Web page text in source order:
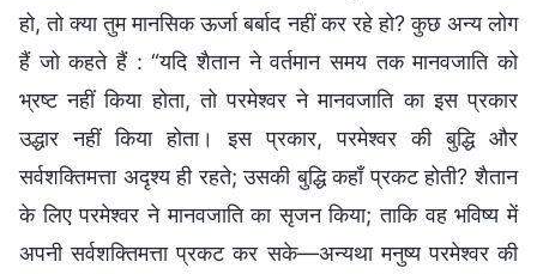
हो, तो क्या तुम मानसिक ऊर्जा बर्बाद नहीं कर रहे हो? कुछ अन्य लोग
हैं जो कहते हैं : “यदि शैतान ने वर्तमान समय तक मानवजाति को
भ्रष्ट नहीं किया होता, तो परमेश्वर ने मानवजाति का इस प्रकार
उद्धार नहीं किया होता। इस प्रकार, परमेश्वर की बुद्धि और
सर्वशक्तिमत्ता अदृश्य ही रहते; उसकी बुद्धि कहाँ प्रकट होती? शैतान
के लिए परमेश्वर ने मानवजाति का सृजन किया; ताकि वह भविष्य में
अपनी सर्वशक्तिमत्ता प्रकट कर सके—अन्यथा मनुष्य परमेश्वर की